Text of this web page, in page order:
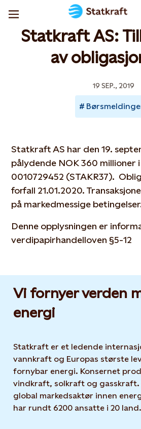
Statkraft AS:
av
19 SEP., 2019
Statkraft AS har den 19.
pålydende NOK 360 millioner
0010729452 (STAKR37).
forfall 21.01.2020.
på markedmessige
Denne opplysningen er
verdipapirhandelloven §5-12
Vi fornyer verden
energi
Statkraft er et ledende
vannkraft og Europas største
fornybar energi. Konsernet
vindkraft, solkraft og gasskraft.
global markedsaktør innen
har rundt 6200 ansatte i 20 land.